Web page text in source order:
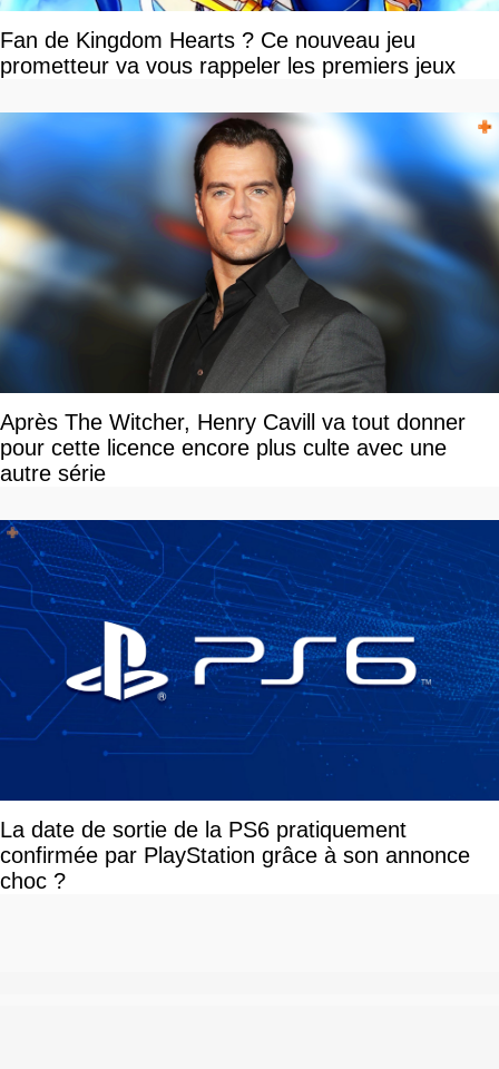
Fan de Kingdom Hearts ? Ce nouveau jeu
prometteur va vous rappeler les premiers jeux
Après The Witcher, Henry Cavill va tout donner
pour cette licence encore plus culte avec une
autre série
La date de sortie de la PS6 pratiquement
confirmée par PlayStation grâce à son annonce
choc ?